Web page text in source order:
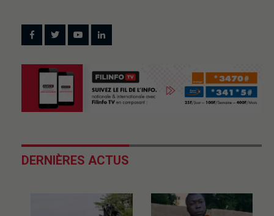
DERNIÈRES ACTUS